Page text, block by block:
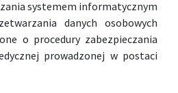
systemem informatycznym
danych osobowych
o procedury zabezpieczania
prowadzonej w postaci